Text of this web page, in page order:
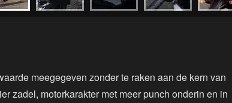
meegegeven zonder te raken aan de kern van
zadel, motorkarakter met meer punch onderin en in